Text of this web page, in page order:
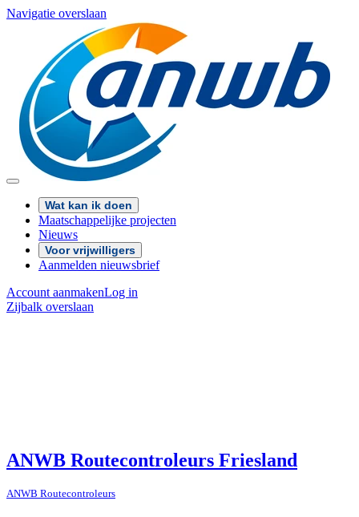
Navigatie overslaan
Wat kan ik doen
Maatschappelijke projecten
Nieuws
Voor vrijwilligers
Aanmelden nieuwsbrief
Account aanmakenLog in
Zijbalk overslaan
ANWB Routecontroleurs Friesland
ANWB Routecontroleurs